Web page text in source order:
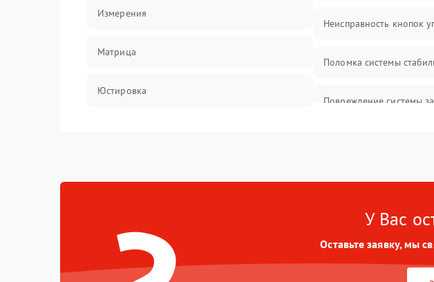
Измерения
Матрица
Юстировка
Неисправность кнопок
Поломка системы
Повреждение системы
Повреждение системы
перегрузок
Неисправность системы
автоматического
У Вас
Оставьте заявку, мы